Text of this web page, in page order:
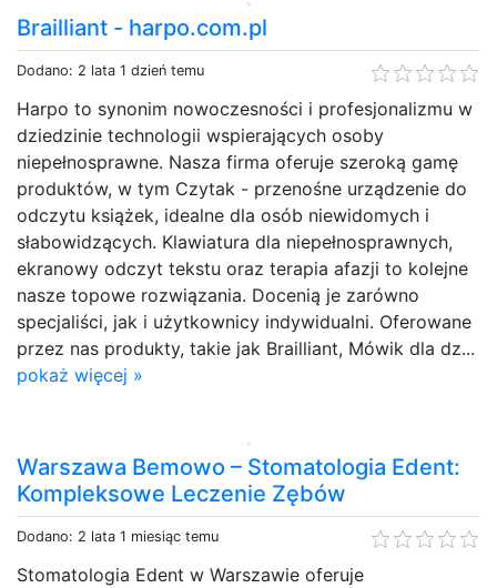
Brailliant - harpo.com.pl
Dodano: 2 lata 1 dzień temu
Harpo to synonim nowoczesności i profesjonalizmu w
dziedzinie technologii wspierających osoby
niepełnosprawne. Nasza firma oferuje szeroką gamę
produktów, w tym Czytak - przenośne urządzenie do
odczytu książek, idealne dla osób niewidomych i
słabowidzących. Klawiatura dla niepełnosprawnych,
ekranowy odczyt tekstu oraz terapia afazji to kolejne
nasze topowe rozwiązania. Docenią je zarówno
specjaliści, jak i użytkownicy indywidualni. Oferowane
przez nas produkty, takie jak Brailliant, Mówik dla dz...
pokaż więcej »
Warszawa Bemowo – Stomatologia Edent:
Kompleksowe Leczenie Zębów
Dodano: 2 lata 1 miesiąc temu
Stomatologia Edent w Warszawie oferuje